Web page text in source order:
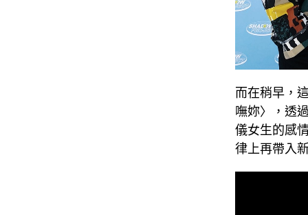
而在稍早，
嘸妳〉，透
儀女生的感
律上再帶入